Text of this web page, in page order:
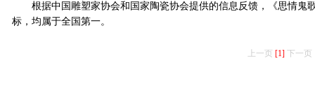
根据中国雕塑家协会和国家陶瓷协会提供的信息反馈，《思情鬼
标，均属于全国第一。
上一页 [1] 下一页